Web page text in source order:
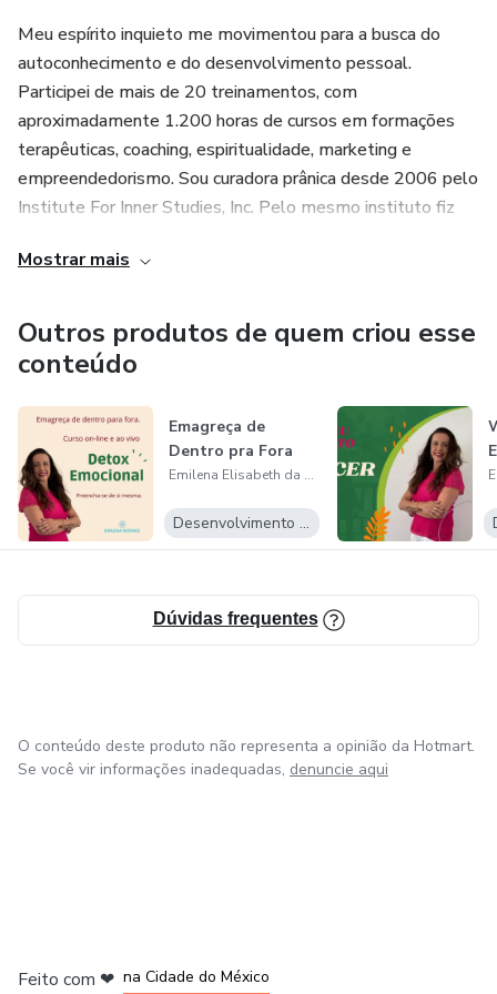
profissional da saúde para tratar de assuntos relativos a
saúde.
Tem a duração 3 meses, com encontros semanais ao vivo,
com ferramentas e técnicas para alcançar o objetivo de
cada encontro.
acesso à gravação do mesmo.
Serão 12 encontros ao vivo, via plataforma do Zoom.
Meu espírito inquieto me movimentou para a busca do
autoconhecimento e do desenvolvimento pessoal.
Participei de mais de 20 treinamentos, com
aproximadamente 1.200 horas de cursos em formações
terapêuticas, coaching, espiritualidade, marketing e
empreendedorismo. Sou curadora prânica desde 2006 pelo
Institute For Inner Studies, Inc. Pelo mesmo instituto fiz
Feng-Shui. Sou formada em Reiki I e II, Terapeuta
Multidimensional Arcturiano, Coach Escola Sua Vida,
Multiplicadora do Método Fluxo, Leitura de Aura Nível I.
Continuo nesta jornada enquanto eterna buscadora que sou,
preenchendo a minha vida com cada vez mais significados
de mim mesma.
O que me move é poder te inspirar com minha história de
vida e, assim, poder te despertar e te levar em direção à
distância e facilitando o caminho.
Mostrar mais
Outros produtos de quem criou esse
conteúdo
Emagreça de
Dentro pra Fora
Emilena Elisabeth da Silva Moraes
Desenvolvimento Pessoal
Dúvidas frequentes
O conteúdo deste produto não representa a opinião da Hotmart.
Se você vir informações inadequadas, denuncie aqui
Feito com ❤ na Cidade do México